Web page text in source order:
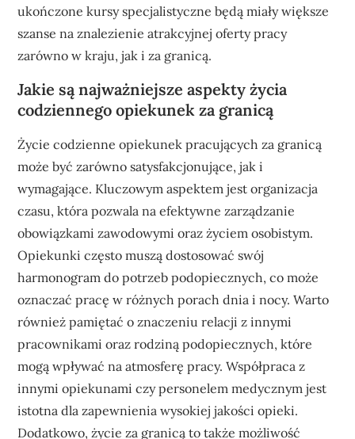
ukończone kursy specjalistyczne będą miały większe
szanse na znalezienie atrakcyjnej oferty pracy
zarówno w kraju, jak i za granicą.
Jakie są najważniejsze aspekty życia
codziennego opiekunek za granicą
Życie codzienne opiekunek pracujących za granicą
może być zarówno satysfakcjonujące, jak i
wymagające. Kluczowym aspektem jest organizacja
czasu, która pozwala na efektywne zarządzanie
obowiązkami zawodowymi oraz życiem osobistym.
Opiekunki często muszą dostosować swój
harmonogram do potrzeb podopiecznych, co może
oznaczać pracę w różnych porach dnia i nocy. Warto
również pamiętać o znaczeniu relacji z innymi
pracownikami oraz rodziną podopiecznych, które
mogą wpływać na atmosferę pracy. Współpraca z
innymi opiekunami czy personelem medycznym jest
istotna dla zapewnienia wysokiej jakości opieki.
Dodatkowo, życie za granicą to także możliwość